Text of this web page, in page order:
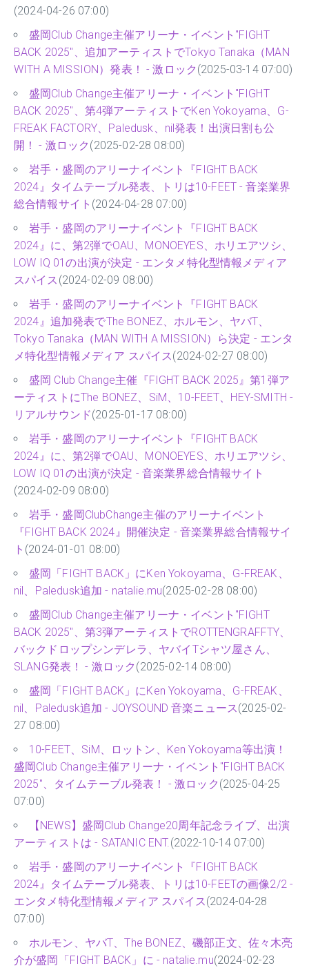
(2024-04-26 07:00)
盛岡Club Change主催アリーナ・イベント"FIGHT
BACK 2025"、追加アーティストでTokyo Tanaka（MAN
WITH A MISSION）発表！ - 激ロック (2025-03-14 07:00)
盛岡Club Change主催アリーナ・イベント"FIGHT
BACK 2025"、第4弾アーティストでKen Yokoyama、G-
FREAK FACTORY、Paledusk、nil発表！出演日割も公
開！ - 激ロック (2025-02-28 08:00)
岩手・盛岡のアリーナイベント『FIGHT BACK
2024』タイムテーブル発表、トリは10-FEET - 音楽業界
総合情報サイト (2024-04-28 07:00)
岩手・盛岡のアリーナイベント『FIGHT BACK
2024』に、第2弾でOAU、MONOEYES、ホリエアツシ、
LOW IQ 01の出演が決定 - エンタメ特化型情報メディア
スパイス (2024-02-09 08:00)
岩手・盛岡のアリーナイベント『FIGHT BACK
2024』追加発表でThe BONEZ、ホルモン、ヤバT、
Tokyo Tanaka（MAN WITH A MISSION）ら決定 - エンタ
メ特化型情報メディア スパイス(2024-02-27 08:00)
盛岡 Club Change主催『FIGHT BACK 2025』第1弾ア
ーティストにThe BONEZ、SiM、10-FEET、HEY-SMITH -
リアルサウンド(2025-01-17 08:00)
岩手・盛岡のアリーナイベント『FIGHT BACK
2024』に、第2弾でOAU、MONOEYES、ホリエアツシ、
LOW IQ 01の出演が決定 - 音楽業界総合情報サイト
(2024-02-09 08:00)
岩手・盛岡ClubChange主催のアリーナイベント
『FIGHT BACK 2024』開催決定 - 音楽業界総合情報サイ
ト (2024-01-01 08:00)
盛岡「FIGHT BACK」にKen Yokoyama、G-FREAK、
nil、Paledusk追加 - natalie.mu(2025-02-28 08:00)
盛岡Club Change主催アリーナ・イベント"FIGHT
BACK 2025"、第3弾アーティストでROTTENGRAFFTY、
バックドロップシンデレラ、ヤバイTシャツ屋さん、
SLANG発表！ - 激ロック (2025-02-14 08:00)
盛岡「FIGHT BACK」にKen Yokoyama、G-FREAK、
nil、Paledusk追加 - JOYSOUND 音楽ニュース(2025-02-
27 08:00)
10-FEET、SiM、ロットン、Ken Yokoyama等出演！
盛岡Club Change主催アリーナ・イベント"FIGHT BACK
2025"、タイムテーブル発表！ - 激ロック (2025-04-25
07:00)
【NEWS】盛岡Club Change20周年記念ライブ、出演
アーティストは - SATANIC ENT.(2022-10-14 07:00)
岩手・盛岡のアリーナイベント『FIGHT BACK
2024』タイムテーブル発表、トリは10-FEETの画像2/2 -
エンタメ特化型情報メディア スパイス(2024-04-28
07:00)
ホルモン、ヤバT、The BONEZ、磯部正文、佐々木亮
介が盛岡「FIGHT BACK」に - natalie.mu(2024-02-23